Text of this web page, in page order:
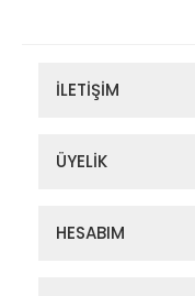
İLETİŞİM
ÜYELİK
HESABIM